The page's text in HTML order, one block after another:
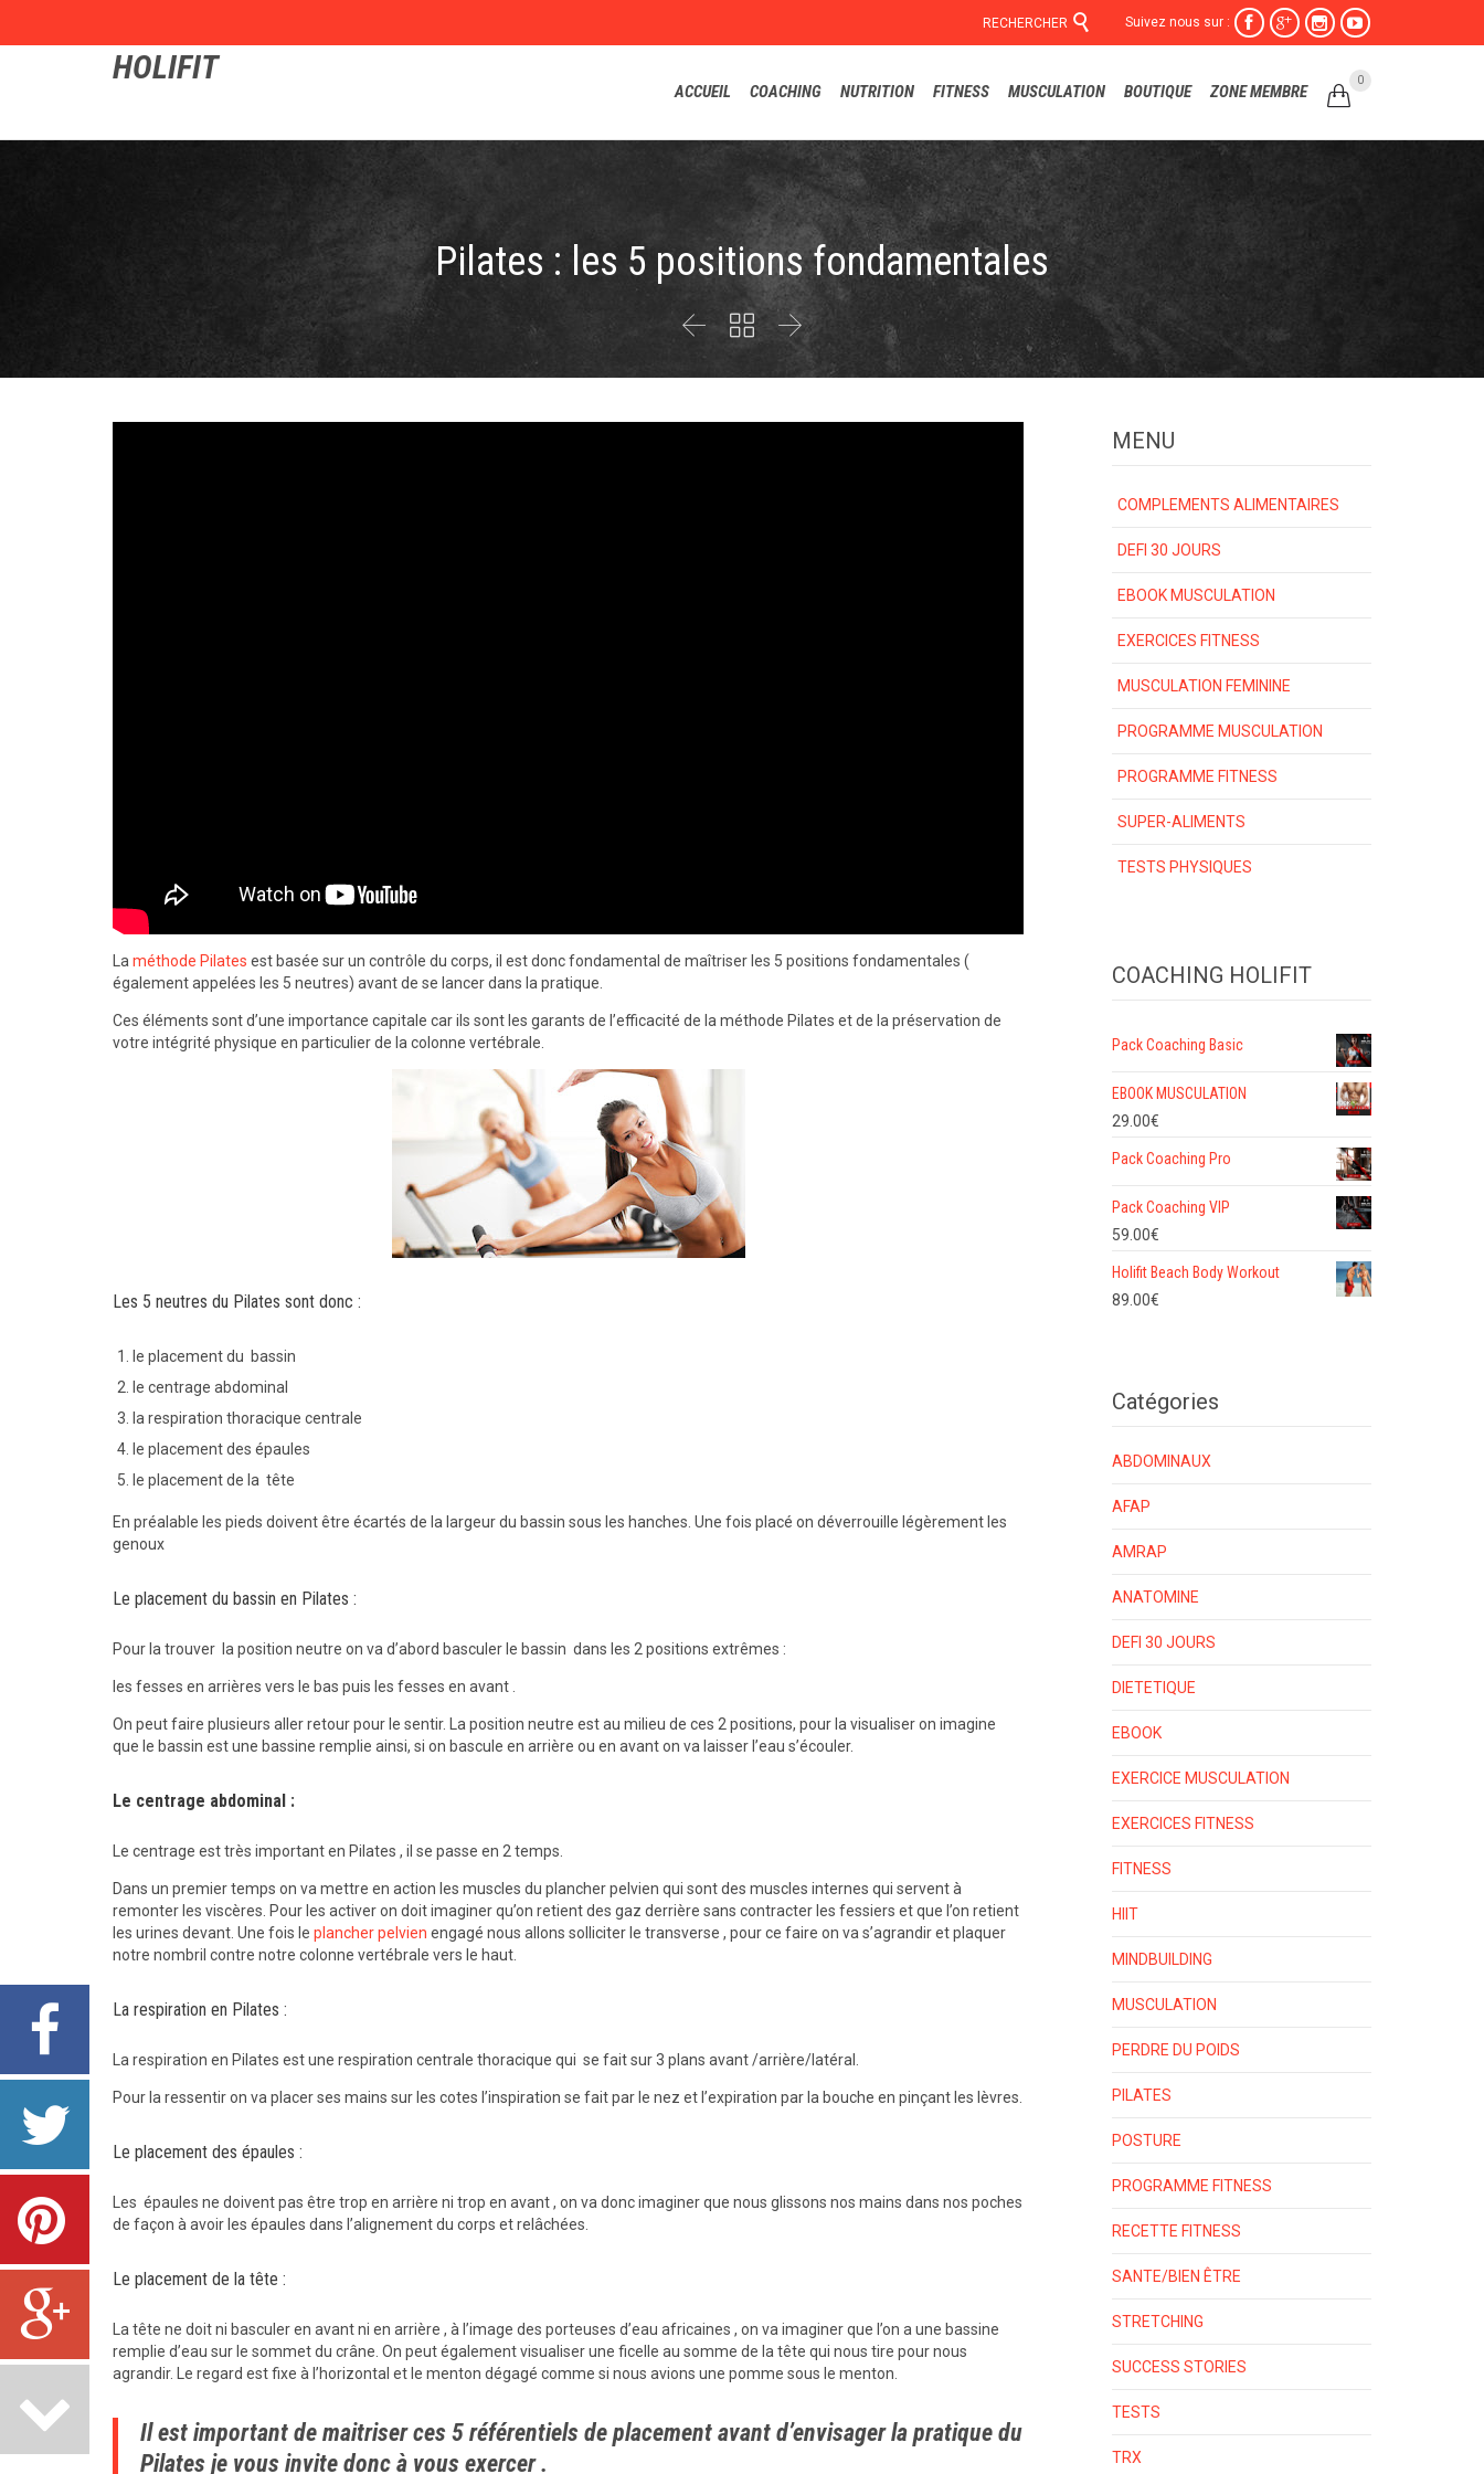
RECHERCHER  Suivez nous sur :    
HOLIFIT
to
ACCUEIL COACHING NUTRITION FITNESS MUSCULATION BOUTIQUE ZONE MEMBRE 
0
Pilates : les 5 positions fondamentales
  
Laméthode Pilates est basée sur un contrôle du corps, il est donc fondamental de maîtriser les 5 positions fondamentales (
également appelées les 5 neutres) avant de se lancer dans la pratique.
Ces éléments sont d’une importance capitale car ils sont les garants de l’efficacité de la méthode Pilates et de la préservation de
votre intégrité physique en particulier de la colonne vertébrale.
Les 5 neutres du Pilates sont donc :
le placement du bassin
le centrage abdominal
la respiration thoracique centrale
le placement des épaules
le placement de la tête
En préalable les pieds doivent être écartés de la largeur du bassin sous les hanches. Une fois placé on déverrouille légèrement les
genoux
Le placement du bassin en Pilates :
Pour la trouver la position neutre on va d’abord basculer le bassin dans les 2 positions extrêmes :
les fesses en arrières vers le bas puis les fesses en avant .
On peut faire plusieurs aller retour pour le sentir. La position neutre est au milieu de ces 2 positions, pour la visualiser on imagine
que le bassin est une bassine remplie ainsi, si on bascule en arrière ou en avant on va laisser l’eau s’écouler.
Le centrage abdominal :
Le centrage est très important en Pilates , il se passe en 2 temps.
Dans un premier temps on va mettre en action les muscles du plancher pelvien qui sont des muscles internes qui servent à
remonter les viscères. Pour les activer on doit imaginer qu’on retient des gaz derrière sans contracter les fessiers et que l’on retient
les urines devant. Une fois le plancher pelvien engagé nous allons solliciter le transverse , pour ce faire on va s’agrandir et plaquer
notre nombril contre notre colonne vertébrale vers le haut.
La respiration en Pilates :
La respiration en Pilates est une respiration centrale thoracique qui se fait sur 3 plans avant /arrière/latéral.
Pour la ressentir on va placer ses mains sur les cotes l’inspiration se fait par le nez et l’expiration par la bouche en pinçant les lèvres.
Le placement des épaules :
Les épaules ne doivent pas être trop en arrière ni trop en avant , on va donc imaginer que nous glissons nos mains dans nos poches
de façon à avoir les épaules dans l’alignement du corps et relâchées.
Le placement de la tête :
La tête ne doit ni basculer en avant ni en arrière , à l’image des porteuses d’eau africaines , on va imaginer que l’on a une bassine
remplie d’eau sur le sommet du crâne. On peut également visualiser une ficelle au somme de la tête qui nous tire pour nous
agrandir. Le regard est fixe à l’horizontal et le menton dégagé comme si nous avions une pomme sous le menton.
Il est important de maitriser ces 5 référentiels de placement avant d’envisager la pratique du
Pilates je vous invite donc à vous exercer .
MENU
COMPLEMENTS ALIMENTAIRES
DEFI 30 JOURS
EBOOK MUSCULATION
EXERCICES FITNESS
MUSCULATION FEMININE
PROGRAMME MUSCULATION
PROGRAMME FITNESS
SUPER-ALIMENTS
TESTS PHYSIQUES
COACHING HOLIFIT
Pack Coaching Basic
EBOOK MUSCULATION
29.00€
Pack Coaching Pro
Pack Coaching VIP
59.00€
Holifit Beach Body Workout
89.00€
Catégories
ABDOMINAUX
AFAP
AMRAP
ANATOMINE
DEFI 30 JOURS
DIETETIQUE
EBOOK
EXERCICE MUSCULATION
EXERCICES FITNESS
FITNESS
HIIT
MINDBUILDING
MUSCULATION
PERDRE DU POIDS
PILATES
POSTURE
PROGRAMME FITNESS
RECETTE FITNESS
SANTE/BIEN ÊTRE
STRETCHING
SUCCESS STORIES
TESTS
TRX